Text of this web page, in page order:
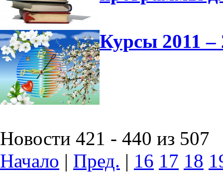
Курсы 2011 –
Новости 421 - 440 из 507
Начало | Пред. | 16 17 18